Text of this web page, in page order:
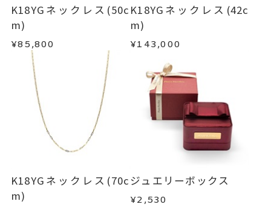
K18YGネックレス(50c
m)
¥85,800
K18YGネックレス(42c
m)
¥143,000
K18YGネックレス(70c
m)
ジュエリーボックス
¥2,530